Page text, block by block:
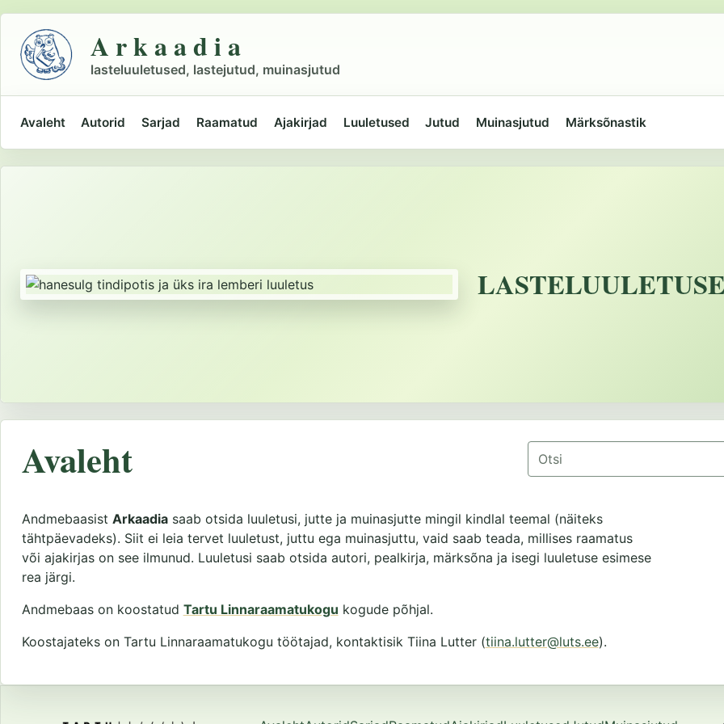
Liigu
põhisisu
juurde
A r k a a d i a
lasteluuletused, lastejutud, muinasjutud
Peamine
navigatsioon
Avaleht Autorid Sarjad Raamatud Ajakirjad Luuletused Jutud Muinasjutud Märksõnastik
Avaleht Otsing
Andmebaasist Arkaadiasaab otsida luuletusi, jutte ja muinasjutte mingil kindlal teemal (näiteks
tähtpäevadeks). Siit ei leia tervet luuletust, juttu ega muinasjuttu, vaid saab teada, millises raamatus
või ajakirjas on see ilmunud. Luuletusi saab otsida autori, pealkirja, märksõna ja isegi luuletuse esimese
rea järgi.
Andmebaas on koostatud Tartu Linnaraamatukogu kogude põhjal.
Koostajateks on Tartu Linnaraamatukogu töötajad, kontaktisik Tiina Lutter (tiina.lutter@luts.ee).